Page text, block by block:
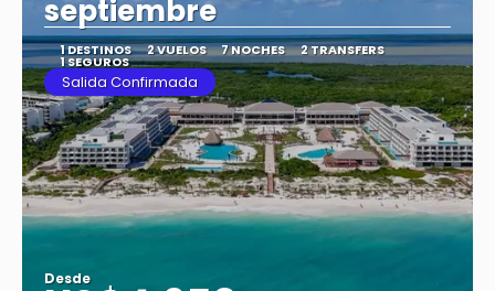
septiembre
1 DESTINOS 2 VUELOS 7 NOCHES 2 TRANSFERS
1 SEGUROS
Salida Confirmada
Desde